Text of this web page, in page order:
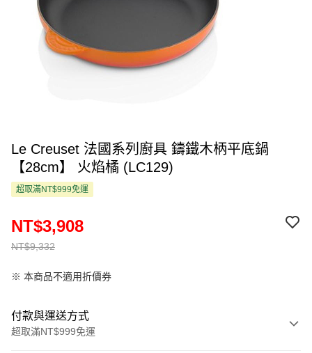
Le Creuset 法國系列廚具 鑄鐵木柄平底鍋
【28cm】 火焰橘 (LC129)
超取滿NT$999免運
NT$9,332
NT$3,908
※ 本商品不適用折價券
付款與運送方式
超取滿NT$999免運